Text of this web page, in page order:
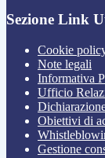
Sezione Link
Cookie
Note legali
Informativa
Ufficio
Obiettivi di
Gestione